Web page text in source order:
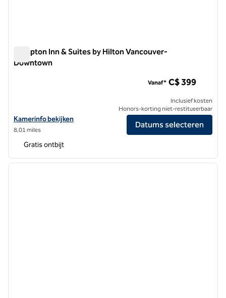
Hampton Inn & Suites by Hilton Vancouver-
Downtown
Bekijk hoteldetails voor Hampton Inn & Suites by Hilton Vancouver-
Kamerinfo bekijken
8,01 miles
Vanaf* C$ 399
Inclusief kosten
Honors-korting niet-restitueerbaar
Datums selecteren
Gratis ontbijt
1 van 12